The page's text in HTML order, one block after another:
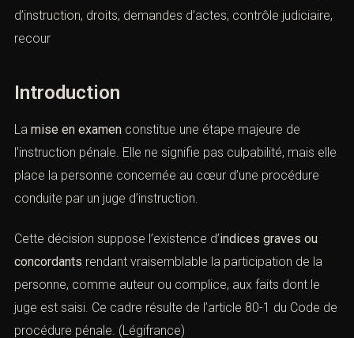
juge d’instruction, droits, demandes d’actes, contrôle
judiciaire, recour
Introduction
La mise en examen constitue une étape majeure de
l’instruction pénale. Elle ne signifie pas culpabilité, mais
elle place la personne concernée au cœur d’une
procédure conduite par un juge d’instruction.
Cette décision suppose l’existence d’indices graves ou
concordants rendant vraisemblable la participation de la
personne, comme auteur ou complice, aux faits dont le
juge est saisi. Ce cadre résulte de l’article 80-1 du Code
de procédure pénale. (Légifrance